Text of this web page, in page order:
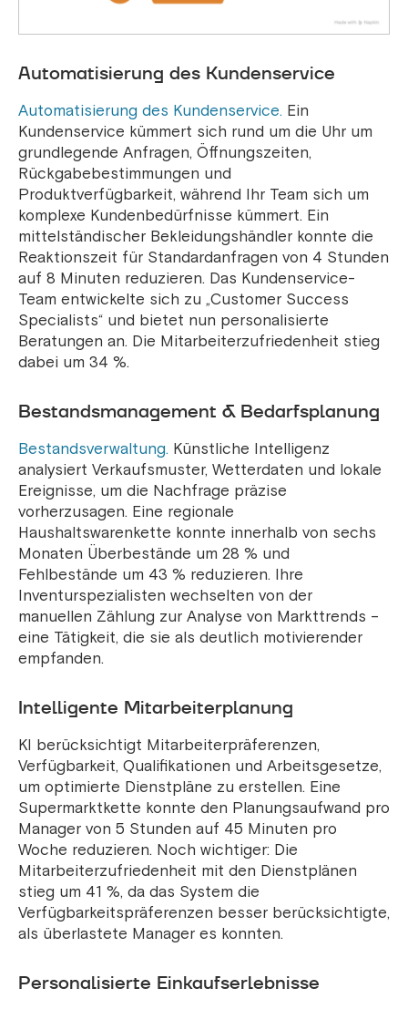
Automatisierung des Kundenservice
Automatisierung des Kundenservice. Ein
Kundenservice kümmert sich rund um die Uhr um
grundlegende Anfragen, Öffnungszeiten,
Rückgabebestimmungen und
Produktverfügbarkeit, während Ihr Team sich um
komplexe Kundenbedürfnisse kümmert. Ein
mittelständischer Bekleidungshändler konnte die
Reaktionszeit für Standardanfragen von 4 Stunden
auf 8 Minuten reduzieren. Das Kundenservice-
Team entwickelte sich zu „Customer Success
Specialists“ und bietet nun personalisierte
Beratungen an. Die Mitarbeiterzufriedenheit stieg
dabei um 34 %.
Bestandsmanagement & Bedarfsplanung
Bestandsverwaltung. Künstliche Intelligenz
analysiert Verkaufsmuster, Wetterdaten und lokale
Ereignisse, um die Nachfrage präzise
vorherzusagen. Eine regionale
Haushaltswarenkette konnte innerhalb von sechs
Monaten Überbestände um 28 % und
Fehlbestände um 43 % reduzieren. Ihre
Inventurspezialisten wechselten von der
manuellen Zählung zur Analyse von Markttrends –
eine Tätigkeit, die sie als deutlich motivierender
empfanden.
Intelligente Mitarbeiterplanung
KI berücksichtigt Mitarbeiterpräferenzen,
Verfügbarkeit, Qualifikationen und Arbeitsgesetze,
um optimierte Dienstpläne zu erstellen. Eine
Supermarktkette konnte den Planungsaufwand pro
Manager von 5 Stunden auf 45 Minuten pro
Woche reduzieren. Noch wichtiger: Die
Mitarbeiterzufriedenheit mit den Dienstplänen
stieg um 41 %, da das System die
Verfügbarkeitspräferenzen besser berücksichtigte,
als überlastete Manager es konnten.
Personalisierte Einkaufserlebnisse